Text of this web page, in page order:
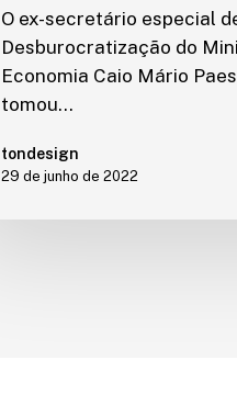
O ex-secretário especial
Desburocratização do
Economia Caio Mário
tomou…
tondesign
29 de junho de 2022